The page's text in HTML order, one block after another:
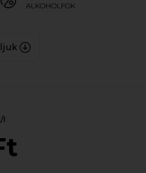
ALKOHOLFOK
l